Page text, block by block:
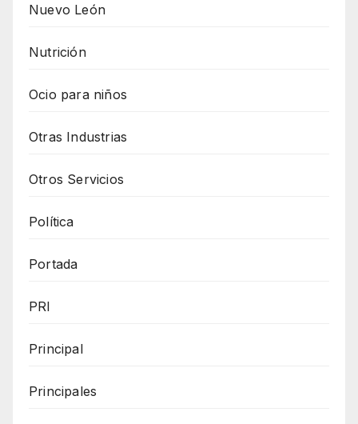
Nuevo León
Nutrición
Ocio para niños
Otras Industrias
Otros Servicios
Política
Portada
PRI
Principal
Principales